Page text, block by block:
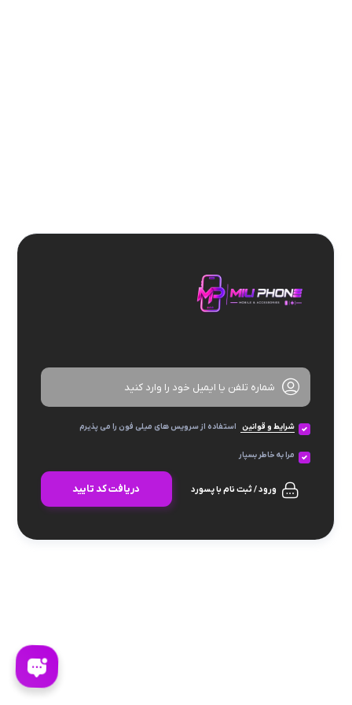
شرایط و قوانین استفاده از سرویس های میلی فون را می پذیرم
مرا به خاطر بسپار
دریافت کد تایید ورود / ثبت نام با پسورد